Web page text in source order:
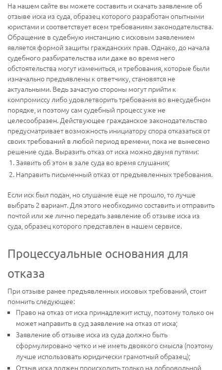
На нашем сайте вы можете составить и скачать заявление об
отзыве иска из суда, образец которого разработан опытными
юристами и соответствует всем требованиям законодательства.
Обращение в судебную инстанцию с исковым заявлением
является формой защиты гражданских прав. Однако, до начала
судебного разбирательства или даже во время него
обстоятельства могут измениться, и требования, которые были
изначально предъявлены к ответчику, становятся не
актуальными. Ведь зачастую стороны могут прийти к
компромиссу либо удовлетворить требования во внесудебном
порядке, и поэтому сам судебный процесс уже не
целесообразен. Действующее гражданское законодательство
предусматривает возможность инициатору спора отказаться от
своих требований в любой период времени, пока не вынесено
решение суда. Выразить отказ от иска можно двумя путями:
Заявить об этом в зале суда во время слушания;
Направить письменный отказ от предъявленных требования.
Если иск был подан, но слушание еще не прошло, то лучше
выбрать 2 вариант. Для этого необходимо составить и отправить
почтой или же лично передать заявление об отзыве иска из
суда, образец которого представлен в нашем сервисе.
Процессуальные основания для
отказа
При отзыве ранее предъявленных исковых требований, стоит
помнить следующее:
Право на отказ от иска принадлежит истцу, поэтому только он
может направить в суд заявление на отказ от иска;
Заявление об отзыве иска из суда должно быть
сформулировано четко и не иметь двоякого смысла (поэтому
лучше использовать юридически грамотный образец);
Отзыв иска должен происходить только на добровольной